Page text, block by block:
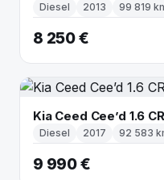
Diesel 2013 99 819
8 250 €
Kia Ceed Cee’d 1.6
Diesel 2017 92 583
9 990 €